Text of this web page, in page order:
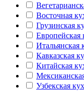
Восточная
Грузинская
Европейская
Итальянская
Кавказская
Китайская
Узбекская